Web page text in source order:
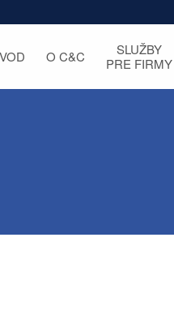
O C&C
SLUŽBY
PRE FIRMY